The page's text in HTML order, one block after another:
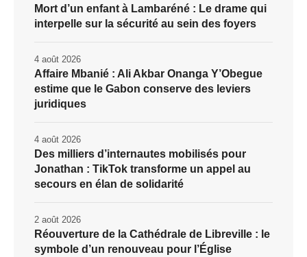
Mort d’un enfant à Lambaréné : Le drame qui
interpelle sur la sécurité au sein des foyers
Affaire Mbanié : Ali Akbar Onanga Y’Obegue
estime que le Gabon conserve des leviers
juridiques
4 août 2026
Des milliers d’internautes mobilisés pour
Jonathan : TikTok transforme un appel au
secours en élan de solidarité
4 août 2026
Réouverture de la Cathédrale de Libreville : le
symbole d’un renouveau pour l’Église
2 août 2026